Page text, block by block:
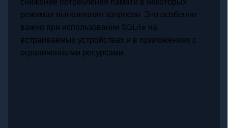
режимах выполнения запросов. Это особенно
важно при использовании SQLite на
встраиваемых устройствах и в приложениях с
ограниченными ресурсами.